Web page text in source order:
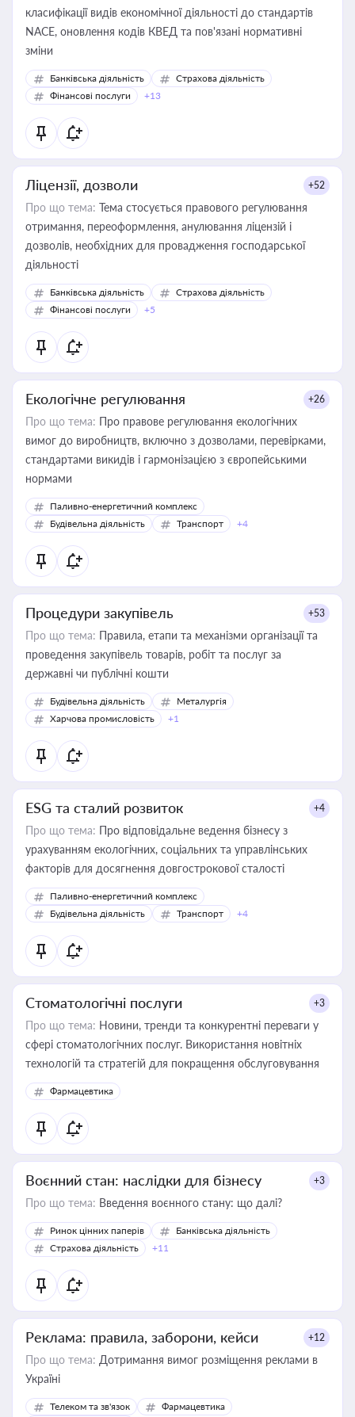
класифікації видів економічної діяльності до стандартів
NACE, оновлення кодів КВЕД та пов'язані нормативні
зміни
Банківська діяльність
Страхова діяльність
Фінансові послуги
+13
Ліцензії, дозволи +52
Про що тема: Тема стосується правового регулювання
отримання, переоформлення, анулювання ліцензій і
дозволів, необхідних для провадження господарської
діяльності
Банківська діяльність
Страхова діяльність
Фінансові послуги
+5
Екологічне регулювання +26
Про що тема: Про правове регулювання екологічних
вимог до виробництв, включно з дозволами, перевірками,
стандартами викидів і гармонізацією з європейськими
нормами
Паливно-енергетичний комплекс
Будівельна діяльність
Транспорт +4
Процедури закупівель +53
Про що тема: Правила, етапи та механізми організації та
проведення закупівель товарів, робіт та послуг за
державні чи публічні кошти
Будівельна діяльність
Металургія
Харчова промисловість
+1
ESG та сталий розвиток +4
Про що тема: Про відповідальне ведення бізнесу з
урахуванням екологічних, соціальних та управлінських
факторів для досягнення довгострокової сталості
Паливно-енергетичний комплекс
Будівельна діяльність
Транспорт +4
Стоматологічні послуги +3
Про що тема: Новини, тренди та конкурентні переваги у
сфері стоматологічних послуг. Використання новітніх
технологій та стратегій для покращення обслуговування
Фармацевтика
Воєнний стан: наслідки для бізнесу +3
Про що тема: Введення воєнного стану: що далі?
Ринок цінних паперів
Банківська діяльність
Страхова діяльність
+11
Реклама: правила, заборони, кейси +12
Про що тема: Дотримання вимог розміщення реклами в
Україні
Телеком та зв'язок
Фармацевтика